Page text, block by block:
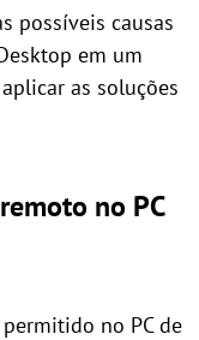
possíveis causas
em um
as soluções
no PC
no PC de